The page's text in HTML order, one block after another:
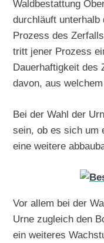
Waldbestattung
durchläuft unterhalb
Prozess des
tritt jener Prozess
Dauerhaftigkeit des
davon, aus
Bei der Wahl der
sein, ob es sich um
eine weitere
Vor allem bei der
Urne zugleich den
ein weiteres